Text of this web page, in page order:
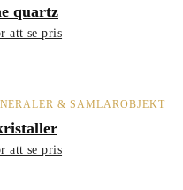
quartz
att se pris
& SAMLAROBJEKT
att se pris